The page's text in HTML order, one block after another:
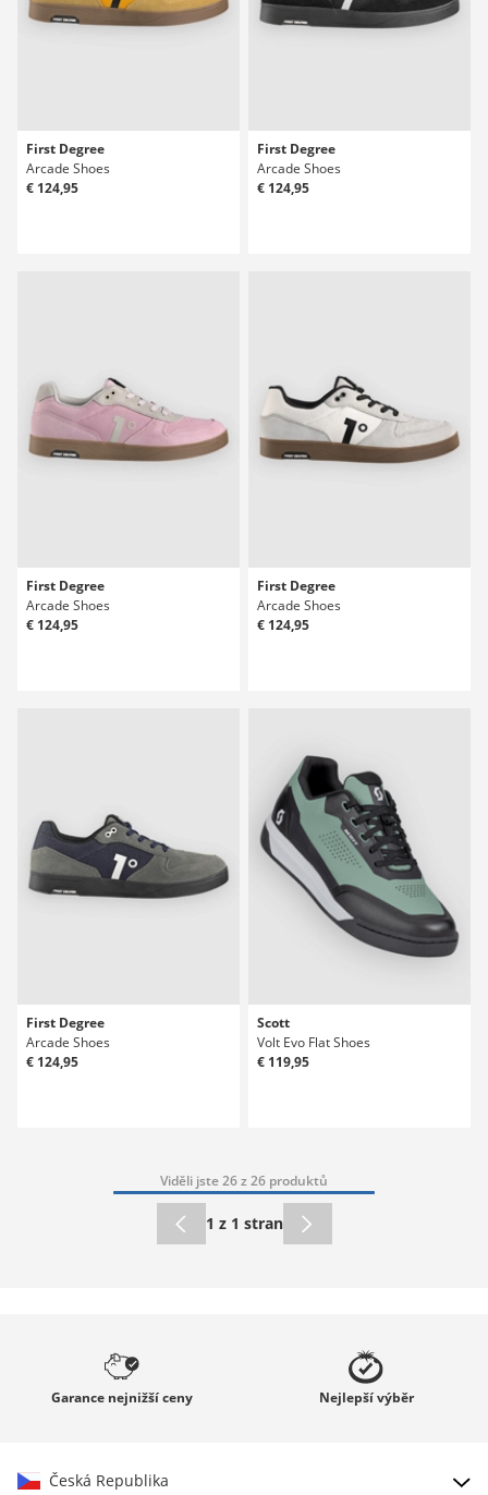
First Degree
Arcade Shoes
€ 124,95
First Degree
Arcade Shoes
€ 124,95
First Degree
Arcade Shoes
€ 124,95
First Degree
Arcade Shoes
€ 124,95
First Degree
Arcade Shoes
€ 124,95
Scott
Volt Evo Flat Shoes
€ 119,95
Viděli jste 26 z 26 produktů
1 z 1 stran
Garance nejnižší ceny Nejlepšívýběr
Česká Republika